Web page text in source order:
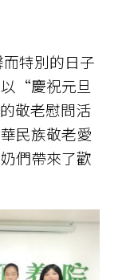
特別的日子
“慶祝元旦
敬老慰問活
民族敬老愛
們帶來了歡